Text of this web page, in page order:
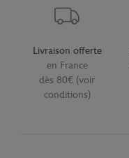
Livraison offerte
en France
dès 80€ (voir
conditions)